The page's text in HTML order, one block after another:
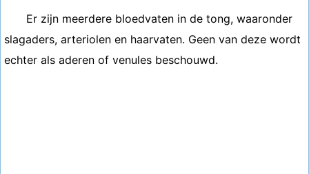
Er zijn meerdere bloedvaten in de tong, waaronder
slagaders, arteriolen en haarvaten. Geen van deze wordt
echter als aderen of venules beschouwd.